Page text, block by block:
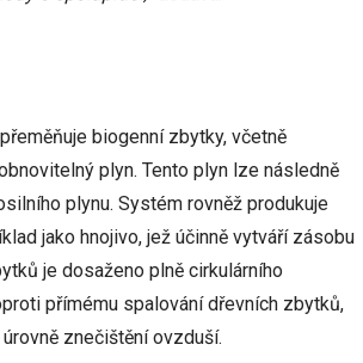
biogenní zbytky, včetně
plyn. Tento plyn lze následně
plynu. Systém rovněž produkuje
jako hnojivo, jež účinně vytváří zásobu
je dosaženo plně cirkulárního
přímému spalování dřevních zbytků,
znečištění ovzduší.